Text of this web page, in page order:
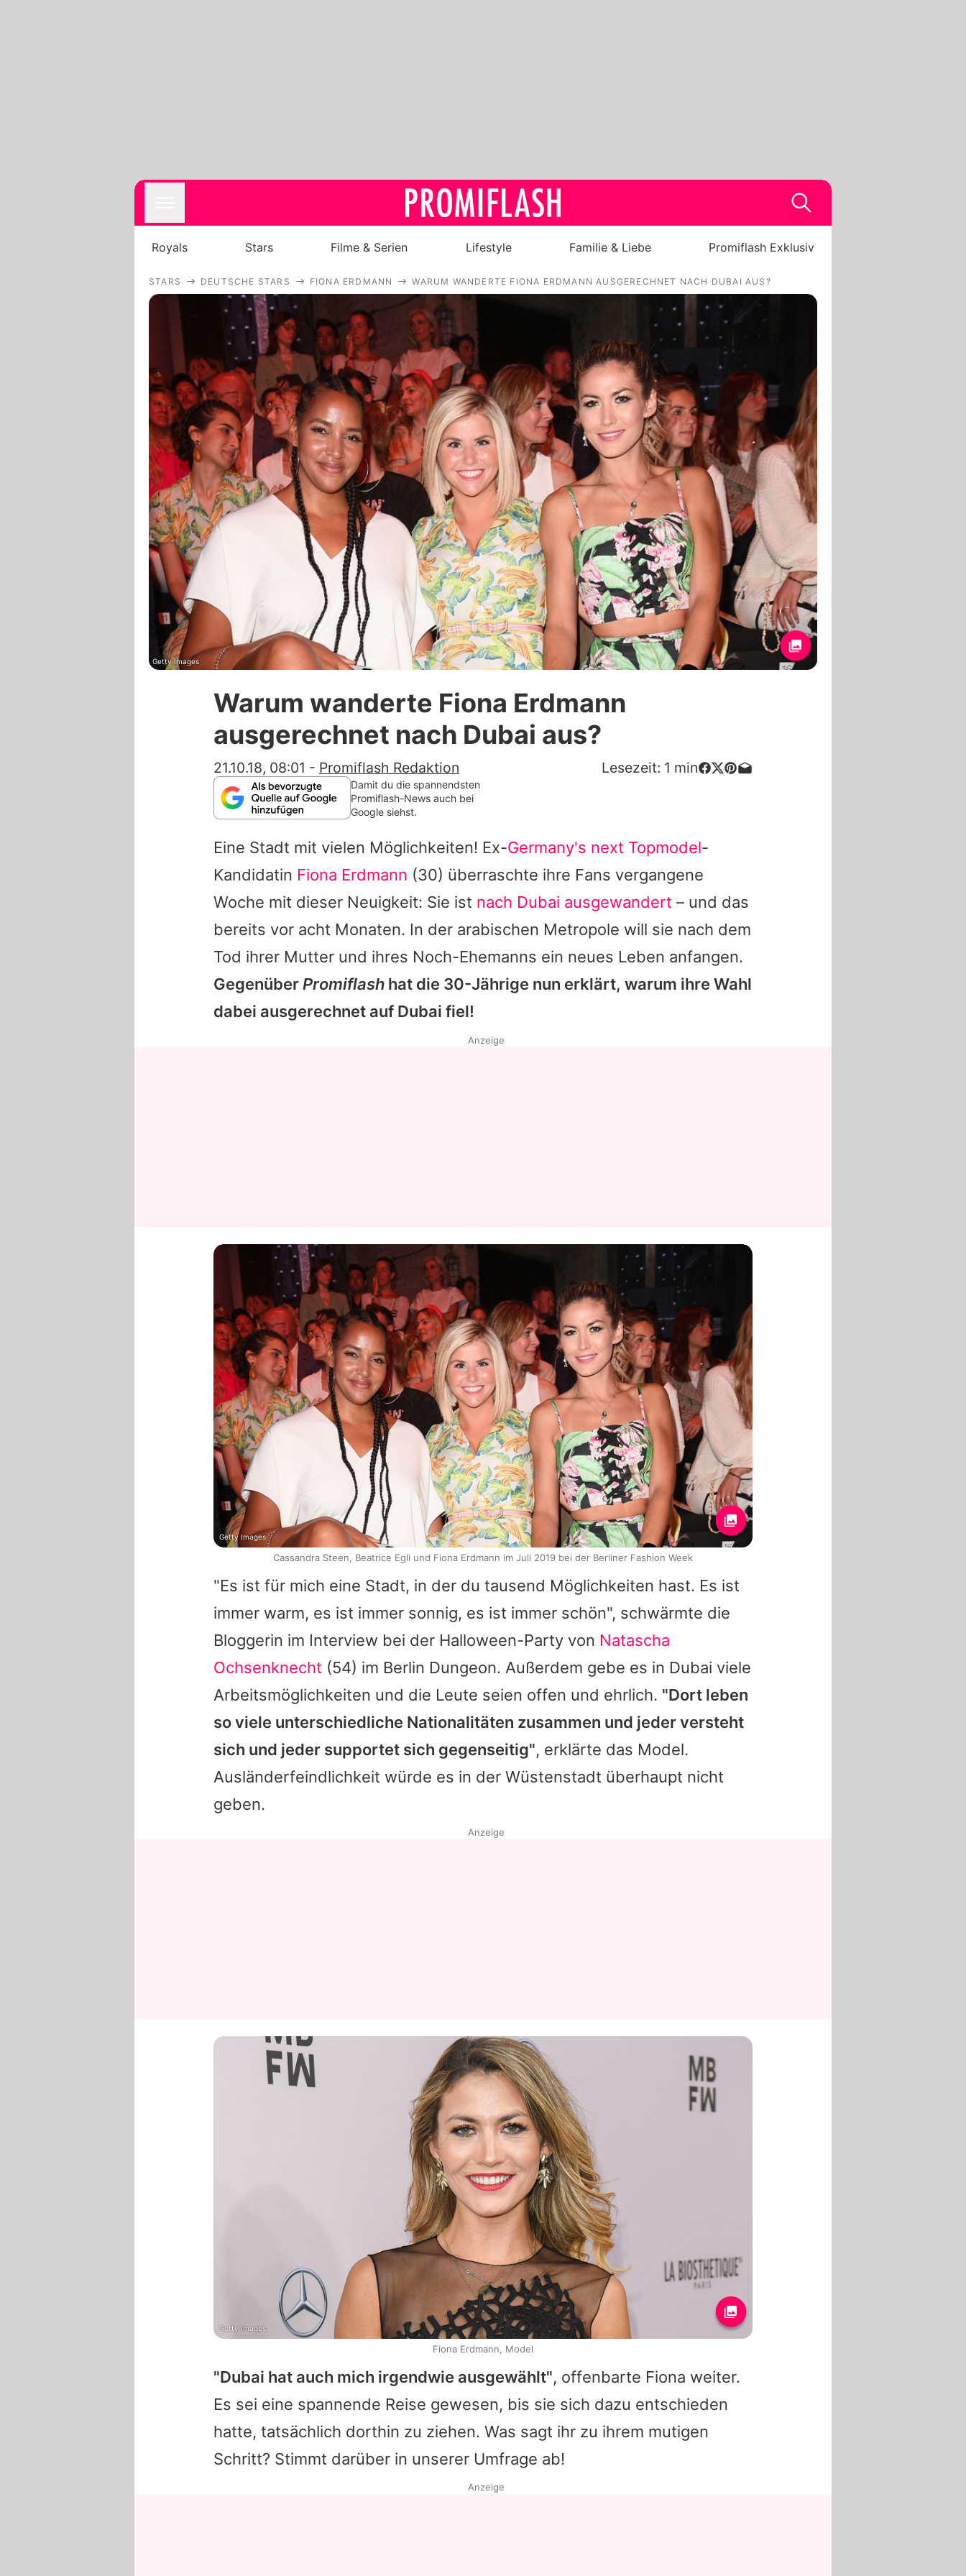
Royals
Filme & Serien
Lifestyle
Familie & Liebe
Promiflash Exklusiv
Alle Themen auf Promiflash
Jobs
App runterladen
Team
Redaktionelle Richtlinien
Impressum
Datenschutzerklärung
Nutzungsbedingungen
Utiq verwalten
Royals Stars Filme & Serien Lifestyle Familie & Liebe Promiflash Exklusiv
STARS DEUTSCHE STARS FIONA ERDMANN WARUM WANDERTE FIONA ERDMANN AUSGERECHNET NACH DUBAI AUS?
Getty Images
Warum wanderte Fiona Erdmann
ausgerechnet nach Dubai aus?
21.10.18, 08:01 - Promiflash Redaktion Lesezeit: 1 min
Damit du die spannendsten
Promiflash-News auch bei
Google siehst.
Eine Stadt mit vielen Möglichkeiten! Ex-Germany's next Topmodel-
Kandidatin Fiona Erdmann (30) überraschte ihre Fans vergangene
Woche mit dieser Neuigkeit: Sie ist nach Dubai ausgewandert – und das
bereits vor acht Monaten. In der arabischen Metropole will sie nach dem
Tod ihrer Mutter und ihres Noch-Ehemanns ein neues Leben anfangen.
GegenüberPromiflash hat die 30-Jährige nun erklärt, warum ihre Wahl
dabei ausgerechnet auf Dubai fiel!
"Es ist für mich eine Stadt, in der du tausend Möglichkeiten hast. Es ist
immer warm, es ist immer sonnig, es ist immer schön", schwärmte die
Bloggerin im Interview bei der Halloween-Party von Natascha
Ochsenknecht (54) im Berlin Dungeon. Außerdem gebe es in Dubai viele
Arbeitsmöglichkeiten und die Leute seien offen und ehrlich. "Dort leben
so viele unterschiedliche Nationalitäten zusammen und jeder versteht
sich und jeder supportet sich gegenseitig", erklärte das Model.
Ausländerfeindlichkeit würde es in der Wüstenstadt überhaupt nicht
geben.
"Dubai hat auch mich irgendwie ausgewählt", offenbarte Fiona weiter.
Es sei eine spannende Reise gewesen, bis sie sich dazu entschieden
hatte, tatsächlich dorthin zu ziehen. Was sagt ihr zu ihrem mutigen
Schritt? Stimmt darüber in unserer Umfrage ab!
Anzeige
Getty Images
Cassandra Steen, Beatrice Egli und Fiona Erdmann im Juli 2019 bei der Berliner Fashion Week
Anzeige
Getty Images
Fiona Erdmann, Model
Anzeige